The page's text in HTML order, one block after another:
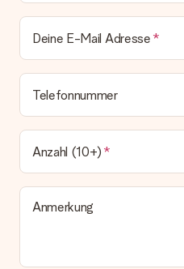
Deine E-Mail Adresse
Telefonnummer
Anzahl (10+)
Anmerkung